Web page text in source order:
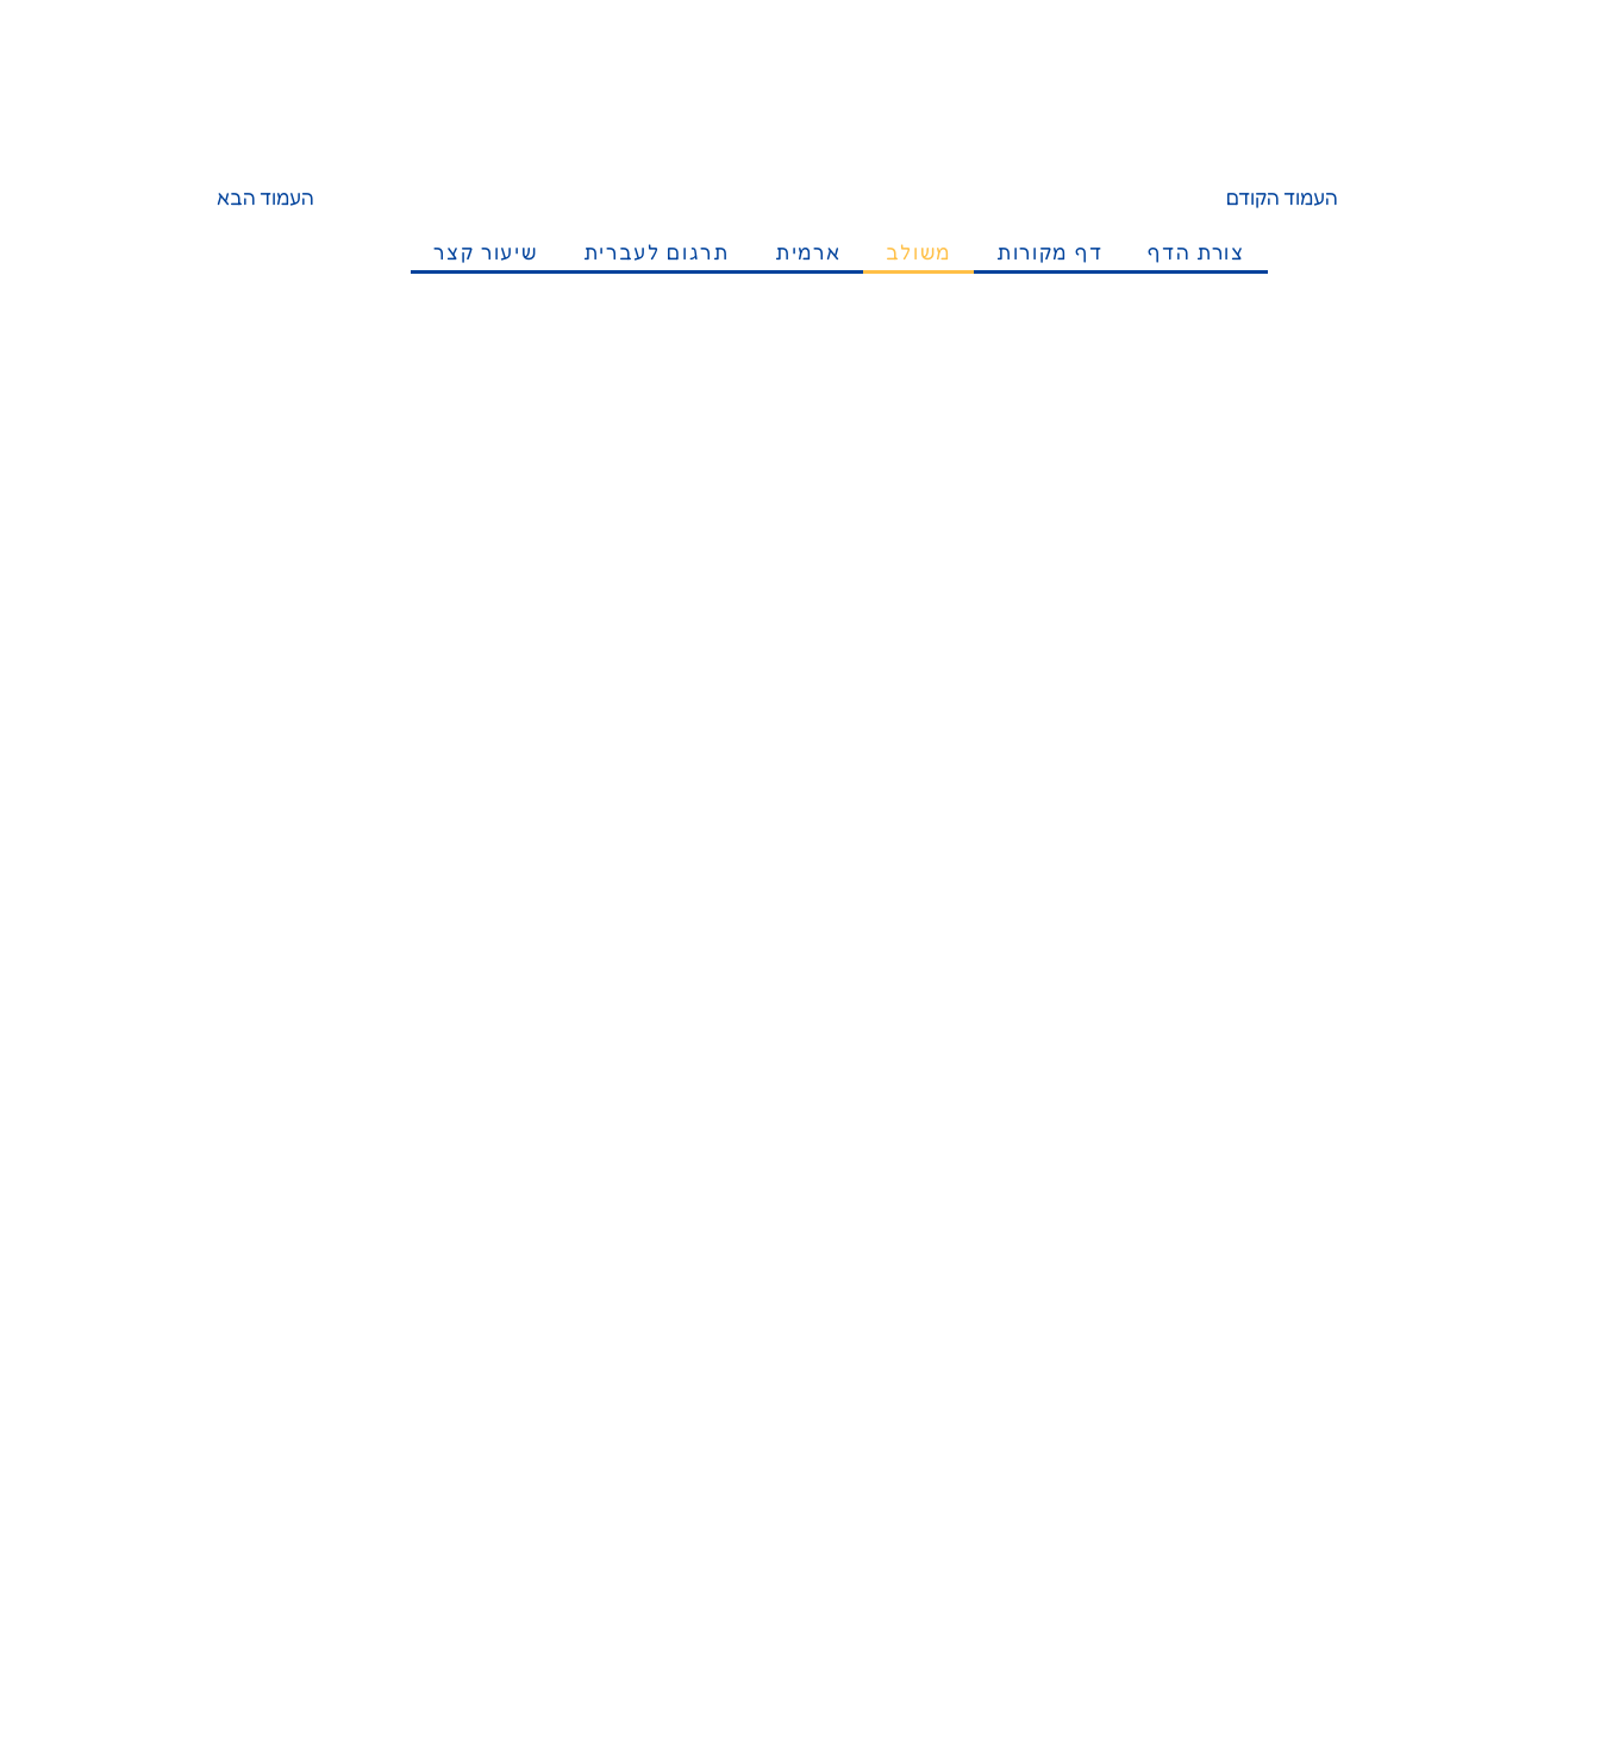
העמוד הבא העמוד הקודם
צורת הדף דף מקורות משולב ארמית תרגום לעברית שיעור קצר